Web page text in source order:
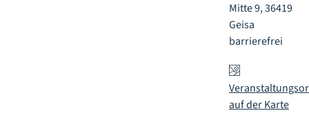
Mitte 9, 36419
Geisa
barrierefrei
auf der Karte